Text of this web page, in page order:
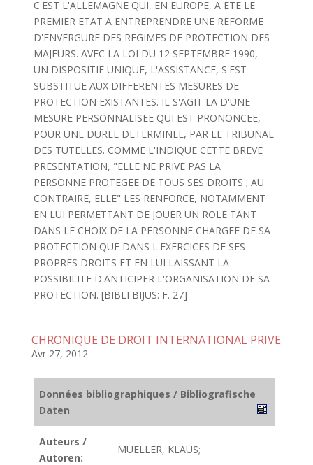
C'EST L'ALLEMAGNE QUI, EN EUROPE, A ETE LE
PREMIER ETAT A ENTREPRENDRE UNE REFORME
D'ENVERGURE DES REGIMES DE PROTECTION DES
MAJEURS. AVEC LA LOI DU 12 SEPTEMBRE 1990,
UN DISPOSITIF UNIQUE, L'ASSISTANCE, S'EST
SUBSTITUE AUX DIFFERENTES MESURES DE
PROTECTION EXISTANTES. IL S'AGIT LA D'UNE
MESURE PERSONNALISEE QUI EST PRONONCEE,
POUR UNE DUREE DETERMINEE, PAR LE TRIBUNAL
DES TUTELLES. COMME L'INDIQUE CETTE BREVE
PRESENTATION, "ELLE NE PRIVE PAS LA
PERSONNE PROTEGEE DE TOUS SES DROITS ; AU
CONTRAIRE, ELLE" LES RENFORCE, NOTAMMENT
EN LUI PERMETTANT DE JOUER UN ROLE TANT
DANS LE CHOIX DE LA PERSONNE CHARGEE DE SA
PROTECTION QUE DANS L'EXERCICES DE SES
PROPRES DROITS ET EN LUI LAISSANT LA
POSSIBILITE D'ANTICIPER L'ORGANISATION DE SA
PROTECTION. [BIBLI BIJUS: F. 27]
CHRONIQUE DE DROIT INTERNATIONAL PRIVE
Avr 27, 2012
Données bibliographiques / Bibliografische
Daten
Auteurs /
Autoren:
MUELLER, KLAUS;